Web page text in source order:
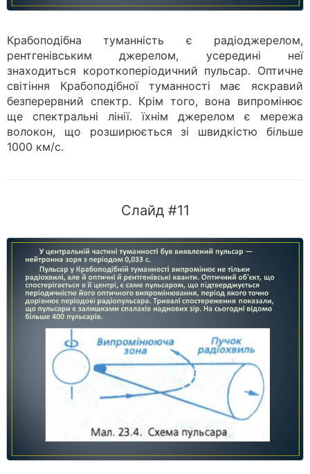
Крабоподібна туманність є радіоджерелом,
рентгенівським джерелом, усередині неї
знаходиться короткоперіодичний пульсар. Оптичне
світіння Крабоподібної туманності має яскравий
безперервний спектр. Крім того, вона випромінює
ще спектральні лінії. їхнім джерелом є мережа
волокон, що розширюється зі швидкістю більше
1000 км/с.
Слайд #11